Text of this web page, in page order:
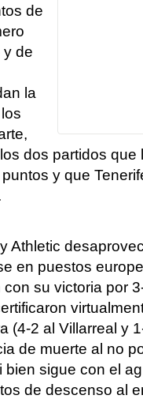
de
de
la
dos partidos que
y que
Athletic
en puestos
su victoria por
(4-2 al Villarreal y
de muerte al no
bien sigue con el
de descenso al